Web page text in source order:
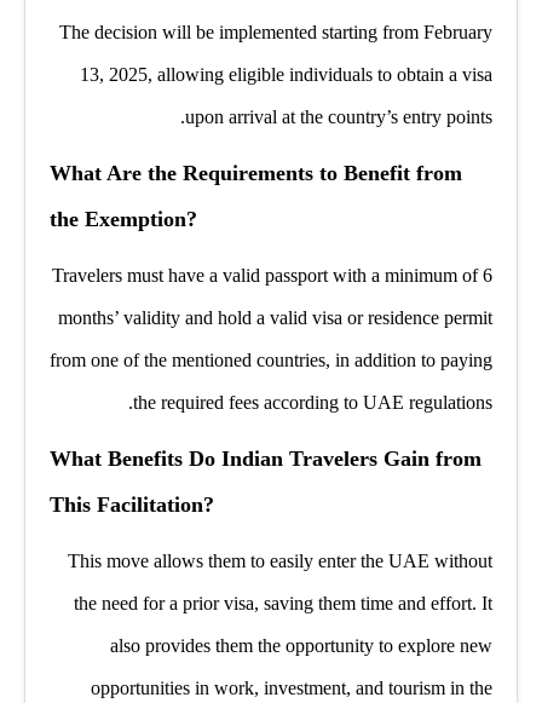
The decision will be implemented starting from February
13, 2025, allowing eligible individuals to obtain a visa
upon arrival at the country’s entry points.
What Are the Requirements to Benefit from
the Exemption?
Travelers must have a valid passport with a minimum of 6
months’ validity and hold a valid visa or residence permit
from one of the mentioned countries, in addition to paying
the required fees according to UAE regulations.
What Benefits Do Indian Travelers Gain from
This Facilitation?
This move allows them to easily enter the UAE without
the need for a prior visa, saving them time and effort. It
also provides them the opportunity to explore new
opportunities in work, investment, and tourism in the